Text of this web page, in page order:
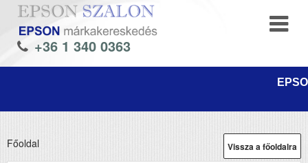
+36 1 340 0363
Vissza a főoldalra
Főoldal